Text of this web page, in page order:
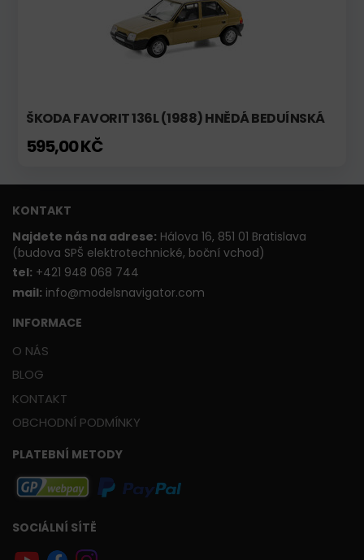
ŠKODA FAVORIT 136L (1988) HNĚDÁ BEDUÍNSKÁ
595,00 KČ
KONTAKT
Najdete nás na adrese: Hálova 16, 851 01 Bratislava
(budova SPŠ elektrotechnické, boční vchod)
tel: +421 948 068 744
mail: info@modelsnavigator.com
INFORMACE
O NÁS
BLOG
KONTAKT
OBCHODNÍ PODMÍNKY
PLATEBNÍ METODY
SOCIÁLNÍ SÍTĚ